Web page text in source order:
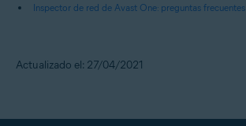
Inspector de red de Avast One: preguntas frecuentes
Actualizado el: 27/04/2021